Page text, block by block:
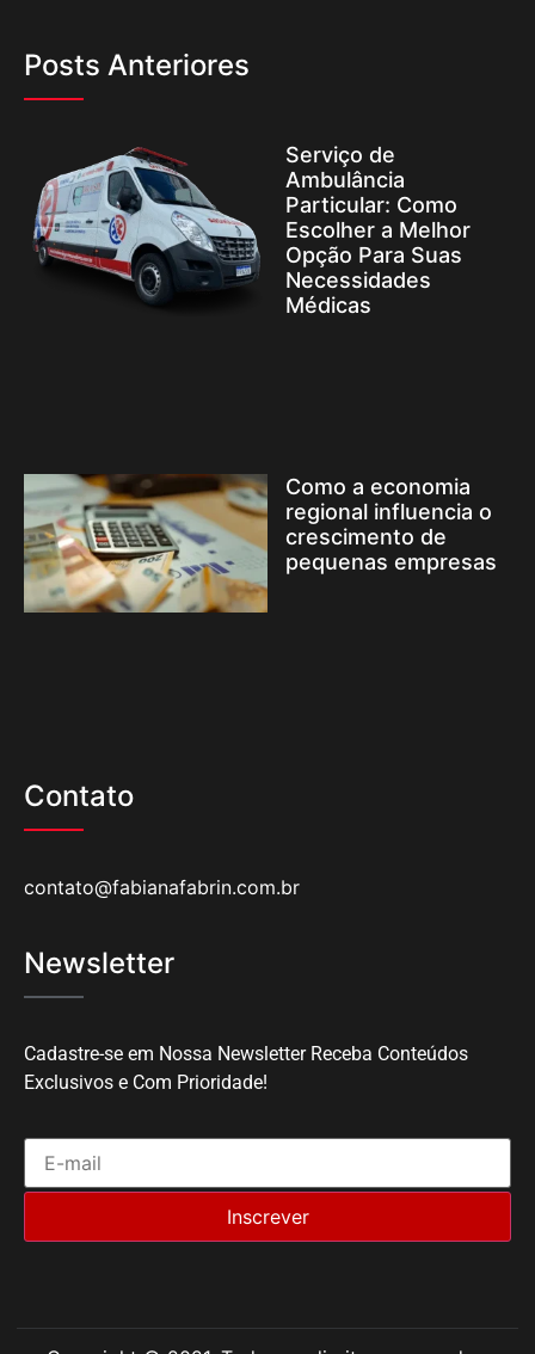
Posts Anteriores
Serviço de
Ambulância
Particular: Como
Escolher a Melhor
Opção Para Suas
Necessidades
Médicas
Como a economia
regional influencia o
crescimento de
pequenas empresas
Contato
contato@fabianafabrin.com.br
Newsletter
Cadastre-se em Nossa Newsletter Receba Conteúdos
Exclusivos e Com Prioridade!